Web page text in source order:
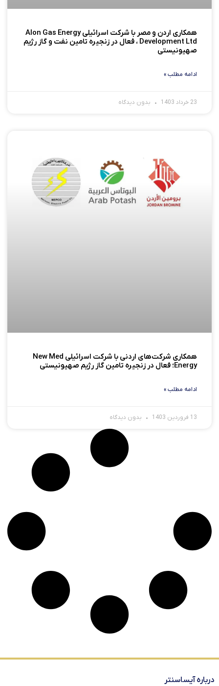
همکاری اردن و مصر با شرکت اسرائیلی Alon Gas Energy
Development Ltd ، فعال در زنجیره تامین نفت و گاز رژیم
صهیونیستی
ادامه مطلب »
23 خرداد 1403 بدون دیدگاه
همکاری شرکت‌های اردنی با شرکت اسرائیلی New Med
Energy؛ فعال در زنجیره تامین گاز رژیم صهیونیستی
ادامه مطلب »
13 فروردین 1403 بدون دیدگاه
درباره آیساسنتر